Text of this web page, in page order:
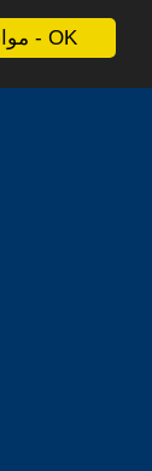
موافق - OK